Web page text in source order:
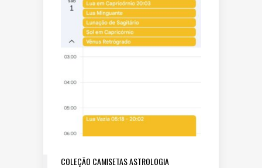
COLEÇÃO CAMISETAS ASTROLOGIA